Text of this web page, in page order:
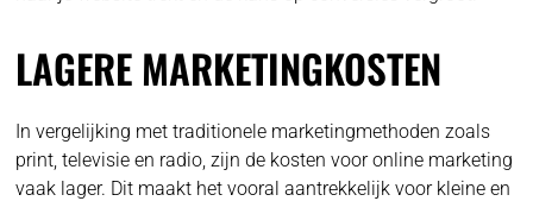
LAGERE MARKETINGKOSTEN
In vergelijking met traditionele marketingmethoden zoals
print, televisie en radio, zijn de kosten voor online marketing
vaak lager. Dit maakt het vooral aantrekkelijk voor kleine en